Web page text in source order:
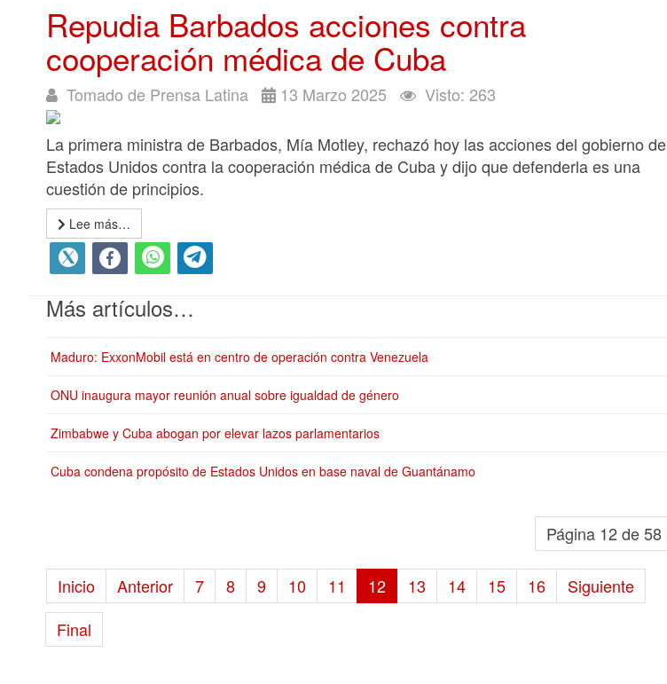
Repudia Barbados acciones contra
cooperación médica de Cuba
Tomado de Prensa Latina 13 Marzo 2025 Visto: 263
La primera ministra de Barbados, Mía Motley, rechazó hoy las acciones del gobierno de
Estados Unidos contra la cooperación médica de Cuba y dijo que defenderla es una
cuestión de principios.
Lee más…
Más artículos…
Maduro: ExxonMobil está en centro de operación contra Venezuela
ONU inaugura mayor reunión anual sobre igualdad de género
Zimbabwe y Cuba abogan por elevar lazos parlamentarios
Cuba condena propósito de Estados Unidos en base naval de Guantánamo
Página 12 de 58
Inicio Anterior 7 8 9 10 11 12 13 14 15 16
Siguiente
Final